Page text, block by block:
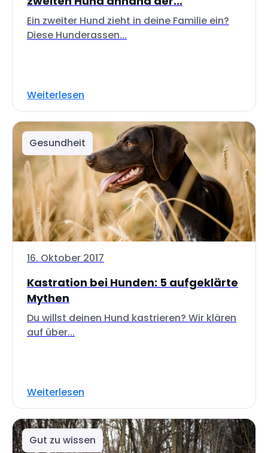
Ein zweiter Hund zieht in deine Familie ein?
Diese Hunderassen...
Weiterlesen
Gesundheit
16. Oktober 2017
Kastration bei Hunden: 5 aufgeklärte
Mythen
Du willst deinen Hund kastrieren? Wir klären
auf über...
Weiterlesen
Gut zu wissen